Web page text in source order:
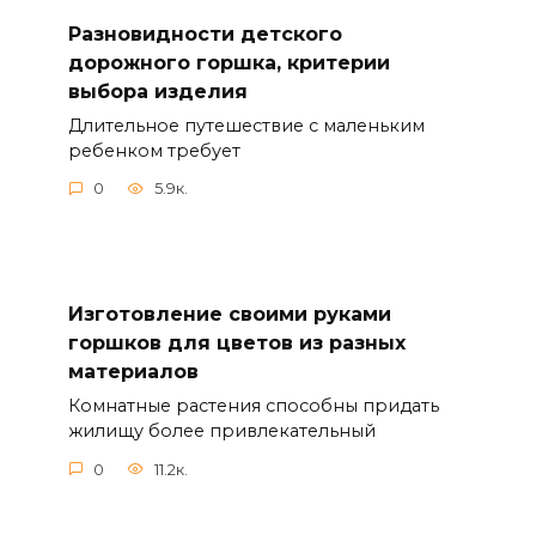
Разновидности детского
дорожного горшка, критерии
выбора изделия
Длительное путешествие с маленьким
ребенком требует
0 5.9к.
Изготовление своими руками
горшков для цветов из разных
материалов
Комнатные растения способны придать
жилищу более привлекательный
0 11.2к.